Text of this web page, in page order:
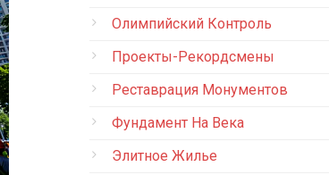
Олимпийский Контроль
Проекты-Рекордсмены
Реставрация Монументов
Фундамент На Века
Элитное Жилье